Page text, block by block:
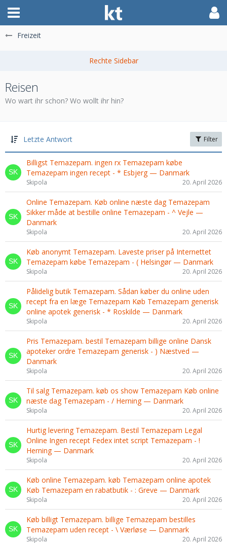
Freizeit
Reisen
Wo wart ihr schon? Wo wollt ihr hin?
Letzte Antwort Filter
Billigst Temazepam. ingen rx Temazepam købe
Temazepam ingen recept - * Esbjerg — Danmark
Skipola 20. April 2026
Online Temazepam. Køb online næste dag Temazepam
Sikker måde at bestille online Temazepam - ^ Vejle —
Danmark
Skipola 20. April 2026
Køb anonymt Temazepam. Laveste priser på Internettet
Temazepam købe Temazepam - ( Helsingør — Danmark
Skipola 20. April 2026
Pålidelig butik Temazepam. Sådan køber du online uden
recept fra en læge Temazepam Køb Temazepam generisk
online apotek generisk - * Roskilde — Danmark
Skipola 20. April 2026
Pris Temazepam. bestil Temazepam billige online Dansk
apoteker ordre Temazepam generisk - ) Næstved —
Danmark
Skipola 20. April 2026
Til salg Temazepam. køb os show Temazepam Køb online
næste dag Temazepam - / Herning — Danmark
Skipola 20. April 2026
Hurtig levering Temazepam. Bestil Temazepam Legal
Online Ingen recept Fedex intet script Temazepam - !
Herning — Danmark
Skipola 20. April 2026
Køb online Temazepam. køb Temazepam online apotek
Køb Temazepam en rabatbutik - : Greve — Danmark
Skipola 20. April 2026
Køb billigt Temazepam. billige Temazepam bestilles
Temazepam uden recept - \ Værløse — Danmark
Skipola 20. April 2026